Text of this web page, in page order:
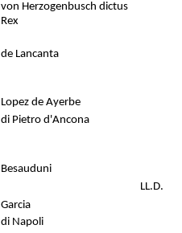
von Herzogenbusch dictus
Rex
de Lancanta
Lopez de Ayerbe
di Pietro d'Ancona
Besauduni
LL.D.
Garcia
di Napoli